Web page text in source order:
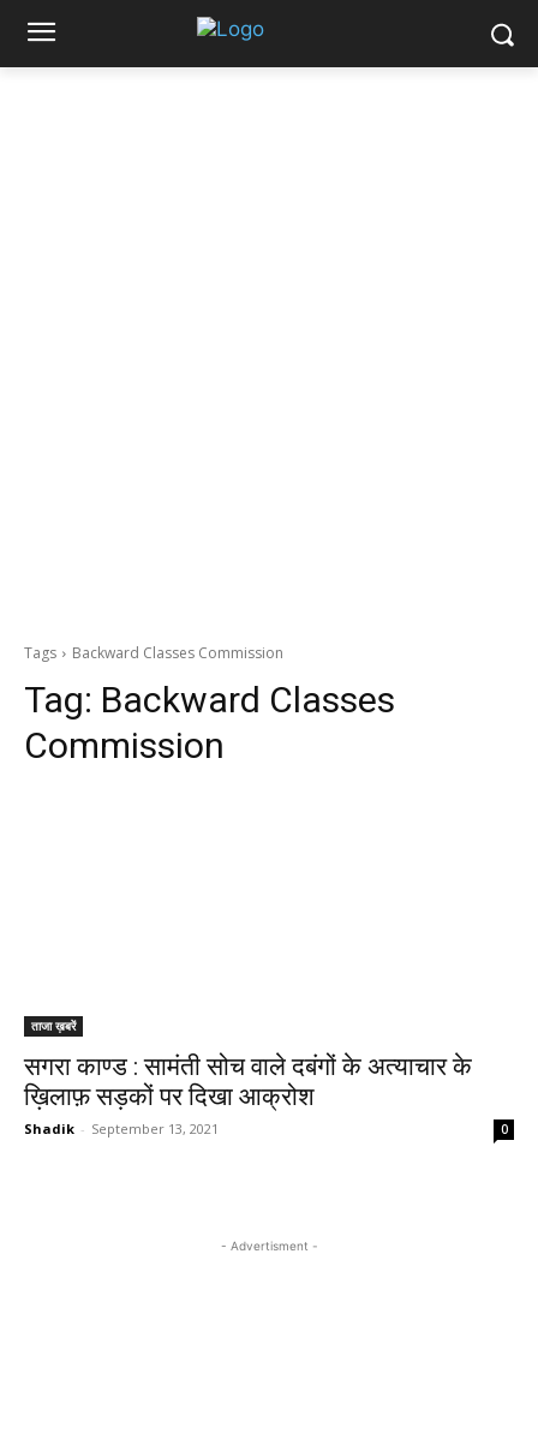
Tags Backward Classes Commission
Tag: Backward Classes
Commission
ताजा ख़बरें
सगरा काण्ड : सामंती सोच वाले दबंगों के अत्याचार के
ख़िलाफ़ सड़कों पर दिखा आक्रोश
Shadik - September 13, 2021 0
- Advertisment -